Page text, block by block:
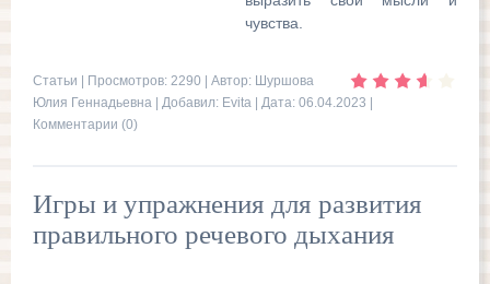
чувства.
Статьи | Просмотров: 2290 | Автор: Шуршова
Юлия Геннадьевна | Добавил: Evita | Дата: 06.04.2023
Комментарии (0)
Игры и упражнения для развития
правильного речевого дыхания